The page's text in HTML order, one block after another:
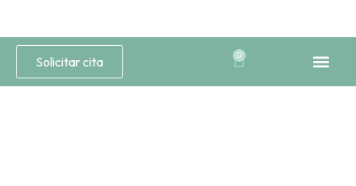
Solicitar cita 0